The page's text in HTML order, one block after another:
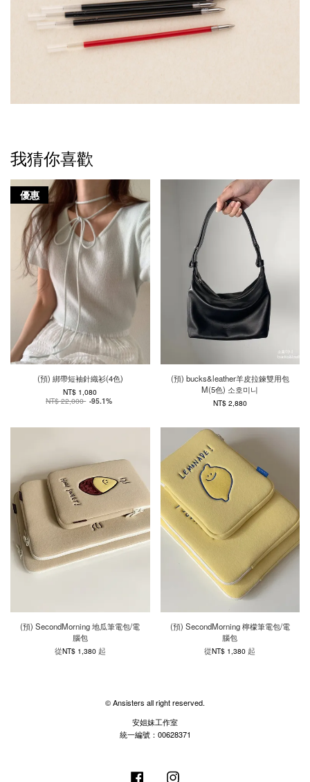
我猜你喜歡
優惠
(預) 綁帶短袖針織衫(4色)
NT$ 1,080
NT$ 22,000 -95.1%
(預) bucks&leather羊皮拉鍊雙用包
M(5色) 소호미니
NT$ 2,880
(預) SecondMorning 地瓜筆電包/電
腦包
從NT$ 1,380 起
(預) SecondMorning 檸檬筆電包/電
腦包
從NT$ 1,380起
© Ansisters all right reserved.
安姐妹工作室
統一編號：00628371
Facebook